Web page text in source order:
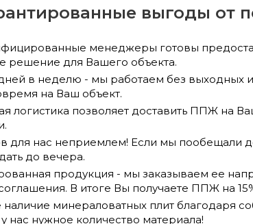
выгоды от
менеджеры готовы
решение для Вашего объекта.
в неделю - мы работаем без выходных
на Ваш объект.
логистика позволяет доставить ППЖ на
для нас неприемлем! Если мы пообещали
до вечера.
продукция - мы заказываем ее
В итоге Вы получаете ППЖ на
наличие минераловатных плит благодаря
нас нужное количество материала!